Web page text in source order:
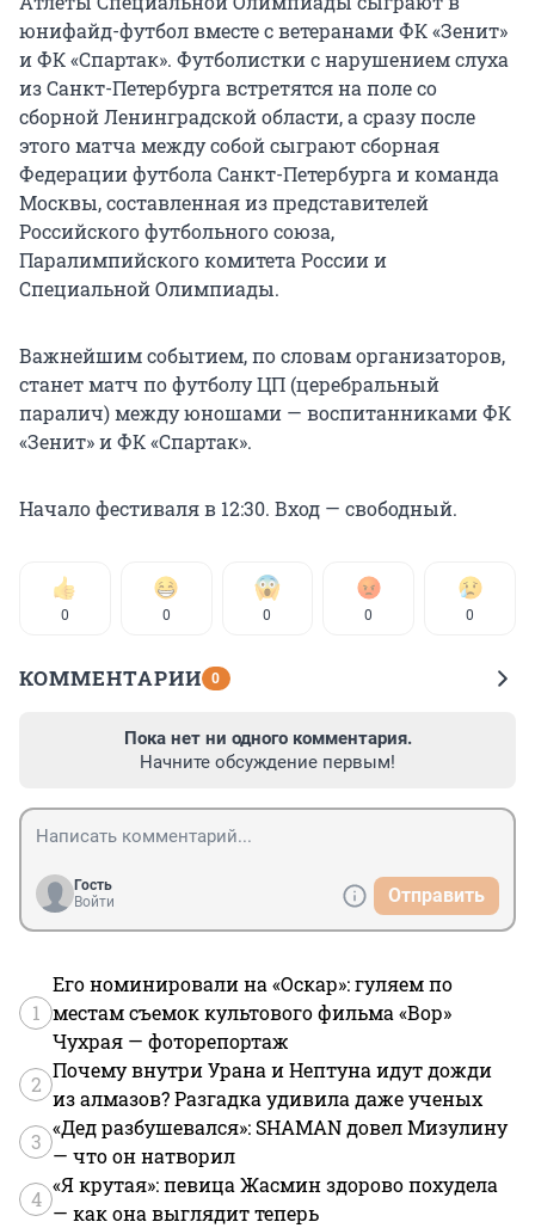
юнифайд-футбол вместе с ветеранами ФК «Зенит»
и ФК «Спартак». Футболистки с нарушением слуха
из Санкт-Петербурга встретятся на поле со
сборной Ленинградской области, а сразу после
этого матча между собой сыграют сборная
Федерации футбола Санкт-Петербурга и команда
Москвы, составленная из представителей
Российского футбольного союза,
Паралимпийского комитета России и
Специальной Олимпиады.
Важнейшим событием, по словам организаторов,
станет матч по футболу ЦП (церебральный
паралич) между юношами — воспитанниками ФК
«Зенит» и ФК «Спартак».
Начало фестиваля в 12:30. Вход — свободный.
0 0 0 0 0
КОММЕНТАРИИ 0
Пока нет ни одного комментария.
Начните обсуждение первым!
Гость
Войти
Отправить
1
Его номинировали на «Оскар»: гуляем по
местам съемок культового фильма «Вор»
Чухрая — фоторепортаж
2
Почему внутри Урана и Нептуна идут дожди
из алмазов? Разгадка удивила даже ученых
3
«Дед разбушевался»: SHAMAN довел Мизулину
— что он натворил
4
«Я крутая»: певица Жасмин здорово похудела
— как она выглядит теперь